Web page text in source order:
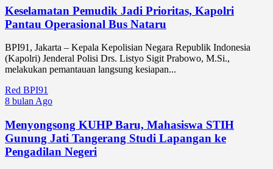
Keselamatan Pemudik Jadi Prioritas, Kapolri
Pantau Operasional Bus Nataru
BPI91, Jakarta – Kepala Kepolisian Negara Republik Indonesia
(Kapolri) Jenderal Polisi Drs. Listyo Sigit Prabowo, M.Si.,
melakukan pemantauan langsung kesiapan...
Red BPI91
8 bulan Ago
Menyongsong KUHP Baru, Mahasiswa STIH
Gunung Jati Tangerang Studi Lapangan ke
Pengadilan Negeri